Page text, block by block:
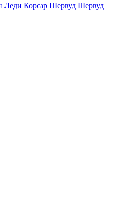
Леди Корсар Шервуд Шервуд